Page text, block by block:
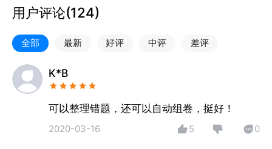
试试！
用户评论(124)
全部 最新 好评 中评 差评
K*B
可以整理错题，还可以自动组卷，挺好！
2020-03-16 5 0